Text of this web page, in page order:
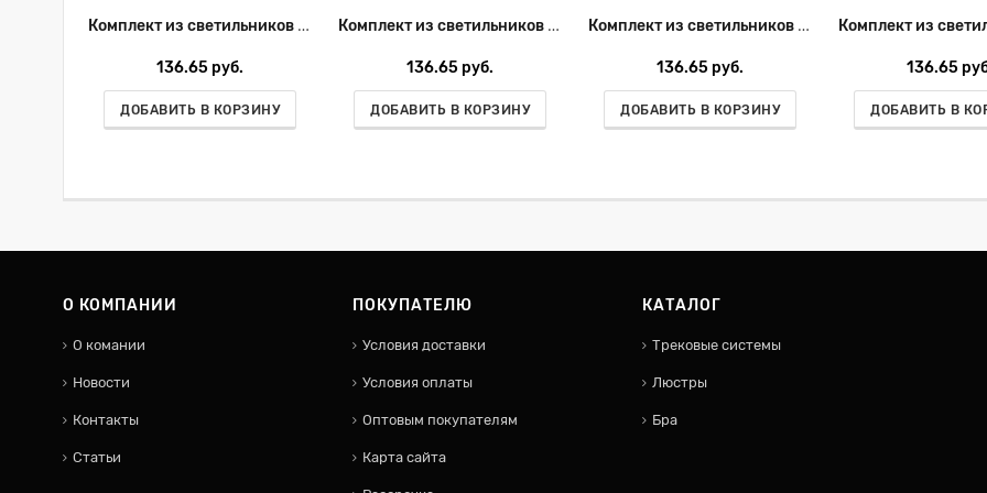
Комплект из светильников и рамки Lightstar Domino D697070707
136.65 руб.
ДОБАВИТЬ В КОРЗИНУ
Комплект из светильников и рамки Lightstar Domino D697070706
136.65 руб.
ДОБАВИТЬ В КОРЗИНУ
Комплект из светильников и рамки Lightstar Domino D697070607
136.65 руб.
ДОБАВИТЬ В КОРЗИНУ
136.65
ДОБАВИТЬ В
О КОМПАНИИ
О комании
Новости
Контакты
Статьи
ПОКУПАТЕЛЮ
Условия доставки
Условия оплаты
Оптовым покупателям
Карта сайта
КАТАЛОГ
Трековые системы
Люстры
Бра